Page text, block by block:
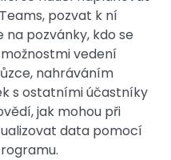
pozvat k ní
pozvánky, kdo se
vedení
nahráváním
s ostatními účastníky
jak mohou při
data pomocí